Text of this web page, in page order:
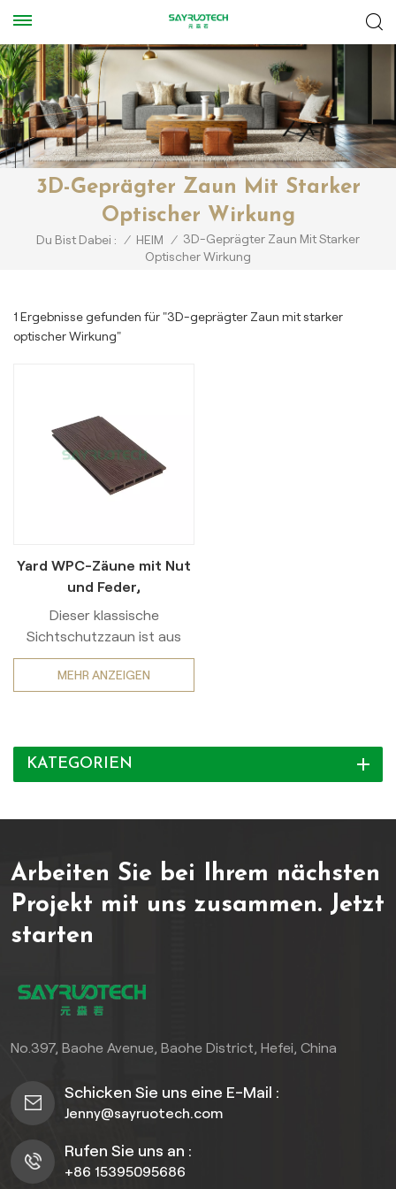
3D-Geprägter Zaun Mit Starker
Optischer Wirkung
Du Bist Dabei : / HEIM / 3D-Geprägter Zaun Mit Starker
Optischer Wirkung
1 Ergebnisse gefunden für "3D-geprägter Zaun mit starker
optischer Wirkung"
Yard WPC-Zäune mit Nut
und Feder,
wetterbeständiges
Design
Dieser klassische
Sichtschutzzaun ist aus
Holz-Kunststoff-
Verbundwerkstoff (WPC)
Wetterbeständigkeit und
notwendige
MEHR ANZEIGEN
KATEGORIEN
Arbeiten Sie bei Ihrem nächsten
Projekt mit uns zusammen. Jetzt
starten
No.397, Baohe Avenue, Baohe District, Hefei, China
Schicken Sie uns eine E-Mail :
Jenny@sayruotech.com
Rufen Sie uns an :
+86 15395095686